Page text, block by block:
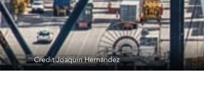
Credit Joaquin Hernandez